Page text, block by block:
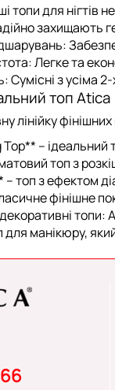
топи для нігтів
захищають
Легке та
Сумісні з усіма
топ Atica
лінійку
– ідеальний
топз
– топ з ефектом
фінішне
топи:
манікюру,